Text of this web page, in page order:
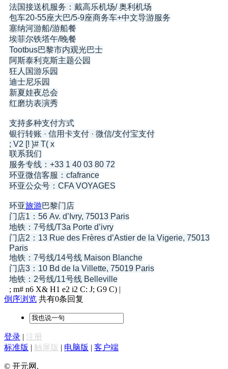
法国接送机服务：戴高乐机场/ 奥利机场
包车20-55座大巴/5-9座商务车+中文导游服务
塞纳河游船/游船餐
埃菲尔铁塔午/晚餐
Tootbus巴黎市内观光巴士
阿斯泰利克斯主题公园
狂人国游乐园
迪士尼乐园
新夏娃夜总会
红磨坊表演秀
支持多种支付方式
银行转账 · 信用卡支付 · 微信/支付宝支付
; V2 [! }# T( x
联系我们
服务专线：+33 1 40 03 80 72
环亚微信客服：cfafrance
环亚公众号：CFA VOYAGES
环亚旅游巴黎门店
门店1：56 Av. d’Ivry, 75013 Paris
地铁：7号线/T3a Porte d’ivry
门店2：13 Rue des Frères d’Astier de la Vigerie, 75013
Paris
地铁：7号线/14号线 Maison Blanche
门店3：10 Bd de la Villette, 75019 Paris
地铁：2号线/11号线 Belleville
; m# n6 X& H1 e2 i2 C: J; G9 C) |
倒序浏览 共有0条回复
登录 | 注册
标准版 | 触屏版 | 电脑版 | 客户端
© 开元网.